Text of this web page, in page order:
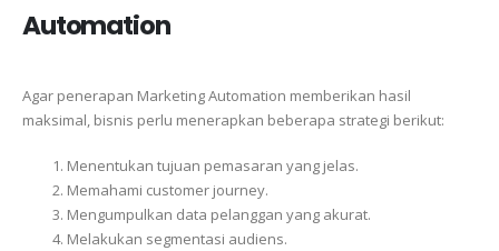
Automation
Agar penerapan Marketing Automation memberikan hasil
maksimal, bisnis perlu menerapkan beberapa strategi berikut:
Menentukan tujuan pemasaran yang jelas.
Memahami customer journey.
Mengumpulkan data pelanggan yang akurat.
Melakukan segmentasi audiens.